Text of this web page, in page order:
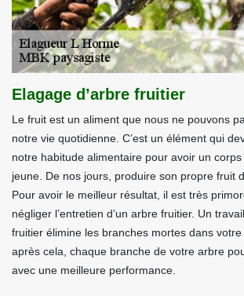
Elagage d’arbre fruitier
Le fruit est un aliment que nous ne pouvons
notre vie quotidienne. C’est un élément qui
notre habitude alimentaire pour avoir un
jeune. De nos jours, produire son propre fruit
Pour avoir le meilleur résultat, il est très
négliger l’entretien d’un arbre fruitier. Un
fruitier élimine les branches mortes dans
après cela, chaque branche de votre arbre
avec une meilleure performance.